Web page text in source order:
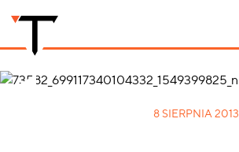
8 SIERPNIA 2013